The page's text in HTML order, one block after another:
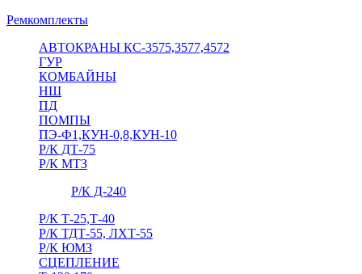
Ремкомплекты
АВТОКРАНЫ КС-3575,3577,4572
ГУР
КОМБАЙНЫ
НШ
ПД
ПОМПЫ
ПЭ-Ф1,КУН-0,8,КУН-10
Р/К ДТ-75
Р/К МТЗ
Р/К Д-240
Р/К Т-25,Т-40
Р/К ТДТ-55, ЛХТ-55
Р/К ЮМЗ
СЦЕПЛЕНИЕ